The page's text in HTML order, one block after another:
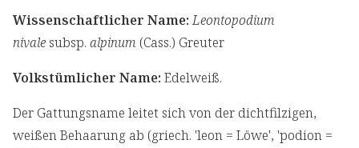
Wissenschaftlicher Name:Leontopodium
nivale subsp. alpinum (Cass.) Greuter
Volkstümlicher Name: Edelweiß.
Der Gattungsname leitet sich von der dichtfilzigen,
weißen Behaarung ab (griech. 'leon = Löwe', 'podion =